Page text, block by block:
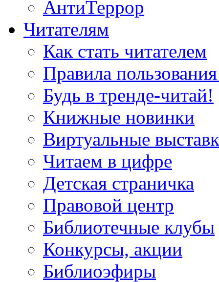
АнтиТеррор
Читателям
Как стать читателем
Правила
Будь в тренде-читай!
Книжные новинки
Виртуальные
Читаем в цифре
Детская страничка
Правовой центр
Библиотечные клубы
Конкурсы, акции
Библиоэфиры